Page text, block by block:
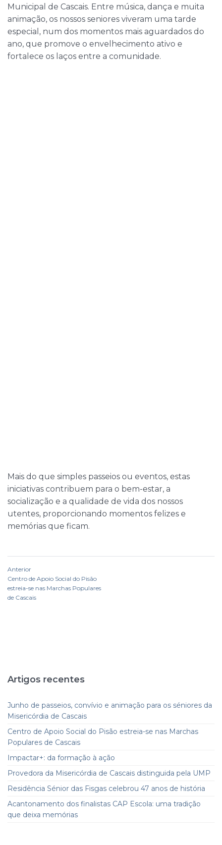
Municipal de Cascais. Entre música, dança e muita
animação, os nossos seniores viveram uma tarde
especial, num dos momentos mais aguardados do
ano, que promove o envelhecimento ativo e
fortalece os laços entre a comunidade.
Mais do que simples passeios ou eventos, estas
iniciativas contribuem para o bem-estar, a
socialização e a qualidade de vida dos nossos
utentes, proporcionando momentos felizes e
memórias que ficam.
Anterior
Centro de Apoio Social do Pisão
estreia-se nas Marchas Populares
de Cascais
Artigos recentes
Junho de passeios, convívio e animação para os séniores da
Misericórdia de Cascais
Centro de Apoio Social do Pisão estreia-se nas Marchas
Populares de Cascais
Impactar+: da formação à ação
Provedora da Misericórdia de Cascais distinguida pela UMP
Residência Sénior das Fisgas celebrou 47 anos de história
Acantonamento dos finalistas CAP Escola: uma tradição
que deixa memórias